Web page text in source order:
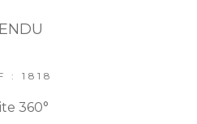
: 1818
360°